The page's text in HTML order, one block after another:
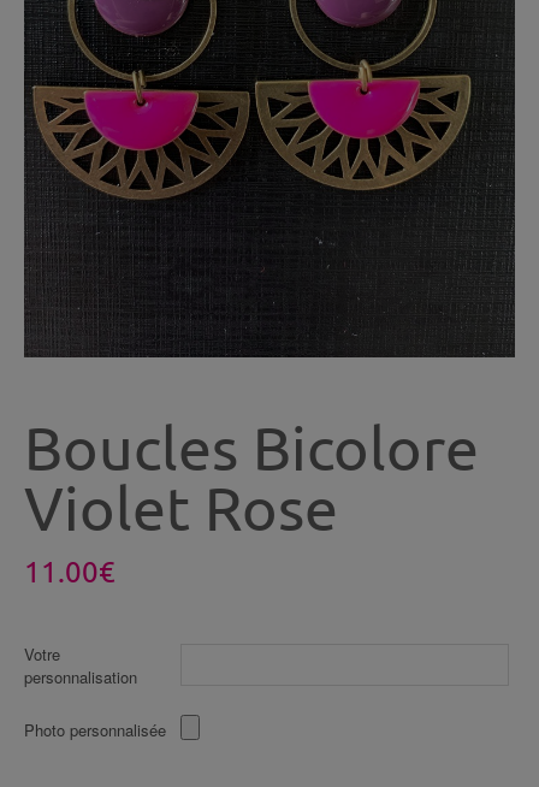
Boucles Bicolore
Violet Rose
11.00€
Votre
personnalisation
Photo personnalisée